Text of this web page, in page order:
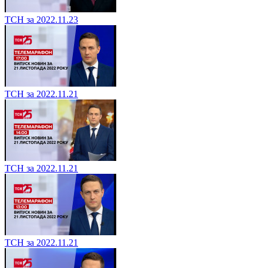
ТСН за 2022.11.23
ТСН за 2022.11.21
ТСН за 2022.11.21
ТСН за 2022.11.21